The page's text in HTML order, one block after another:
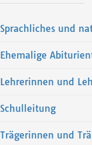
Sprachliches und
Ehemalige
Lehrerinnen und
Schulleitung
Trägerinnen und